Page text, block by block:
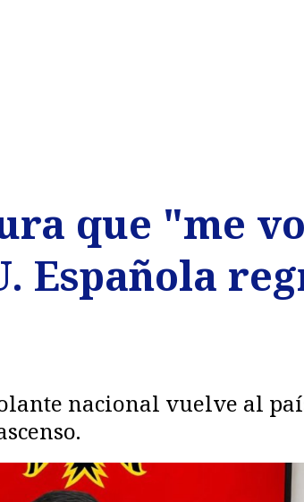
que "me
Española
nacional vuelve al